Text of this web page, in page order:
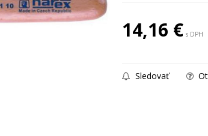
14,16 € s DPH
Sledovať